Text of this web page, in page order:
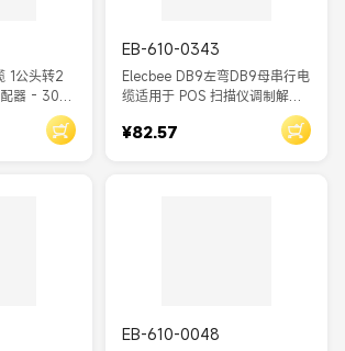
1公头转2
器 - 30厘
两个串口外
EB-610-0343
Elecbee DB9左弯DB9母串行电
缆适用于 POS 扫描仪调制解调
¥82.57
EB-610-0048